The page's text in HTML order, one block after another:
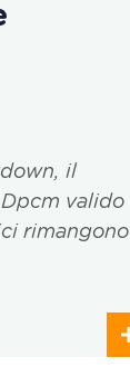
il
valido
rimangono